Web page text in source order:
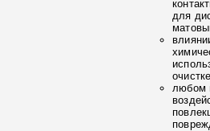
для
любом